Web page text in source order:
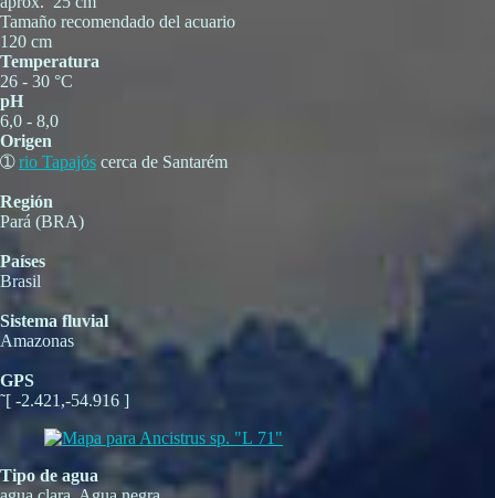
Tamaño recomendado del acuario
120 cm
Temperatura
26 - 30 °C
pH
6,0 - 8,0
Origen
➀rio Tapajós cerca de Santarém
Región
Pará (BRA)
Países
Brasil
Sistema fluvial
Amazonas
GPS
˜[ -2.421,-54.916 ]
Tipo de agua